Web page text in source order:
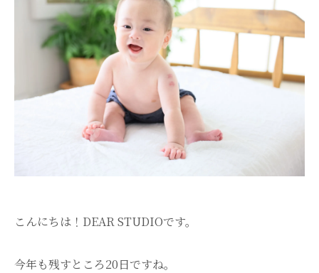
こんにちは！DEAR STUDIOです。
今年も残すところ20日ですね。